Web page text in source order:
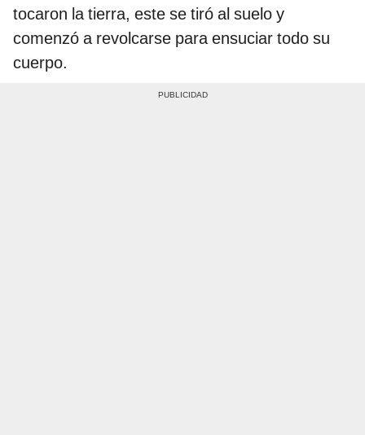
tocaron la tierra, este se tiró al suelo y
comenzó a revolcarse para ensuciar todo su
cuerpo.